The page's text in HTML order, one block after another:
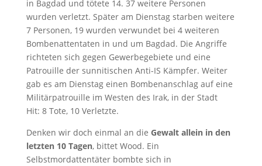
in Bagdad und tötete 14. 37 weitere Personen
wurden verletzt. Später am Dienstag starben weitere
7 Personen, 19 wurden verwundet bei 4 weiteren
Bombenattentaten in und um Bagdad. Die Angriffe
richteten sich gegen Gewerbegebiete und eine
Patrouille der sunnitischen Anti-IS Kämpfer. Weiter
gab es am Dienstag einen Bombenanschlag auf eine
Militärpatrouille im Westen des Irak, in der Stadt
Hit: 8 Tote, 10 Verletzte.
Denken wir doch einmal an die Gewalt allein in den
letzten 10 Tagen, bittet Wood. Ein
Selbstmordattentäter bombte sich in